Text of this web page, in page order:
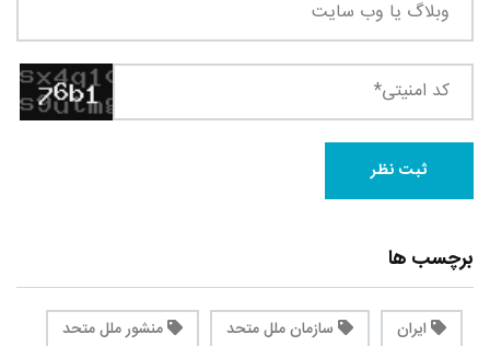
برچسب ها
ایران سازمان ملل متحد
منشور ملل متحد